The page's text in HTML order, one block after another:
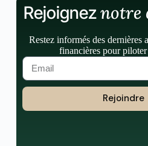
Rejoigneznotre
Restez informés des dernières
financières pour
Rejoindre